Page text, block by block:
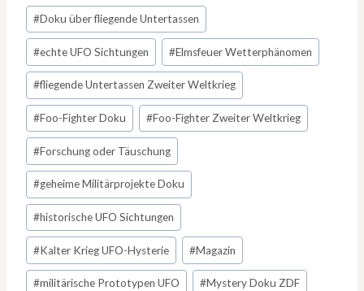
#Doku über fliegende Untertassen
#echte UFO Sichtungen #Elmsfeuer Wetterphänomen
#fliegende Untertassen Zweiter Weltkrieg
#Foo-Fighter Doku #Foo-Fighter Zweiter Weltkrieg
#Forschung oder Täuschung
#geheime Militärprojekte Doku
#historische UFO Sichtungen
#Kalter Krieg UFO-Hysterie #Magazin
#militärische Prototypen UFO #Mystery Doku ZDF